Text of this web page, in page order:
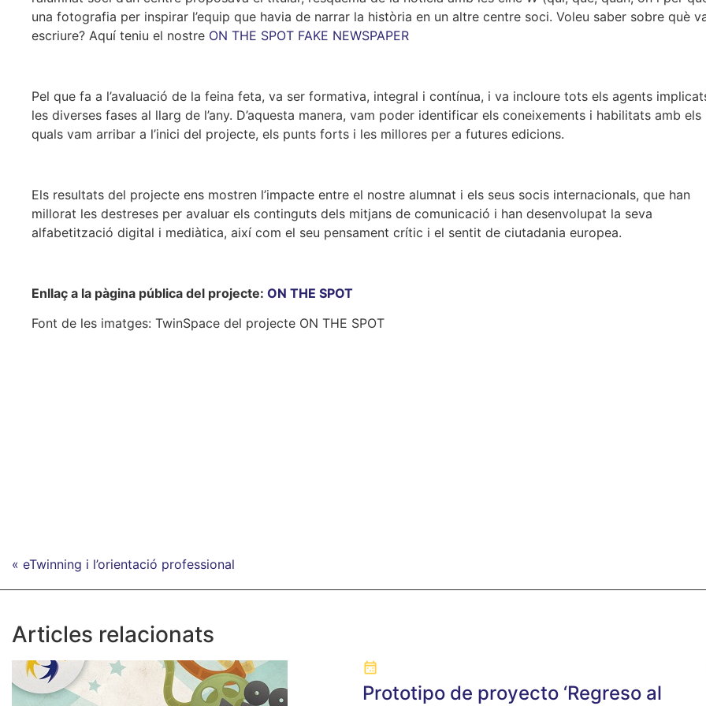
una fotografia per inspirar l’equip que havia de narrar la història en un altre centre soci. Voleu saber sobre què
escriure? Aquí teniu el nostre ON THE SPOT FAKE NEWSPAPER
Pel que fa a l’avaluació de la feina feta, va ser formativa, integral i contínua, i va incloure tots els agents
les diverses fases al llarg de l’any. D’aquesta manera, vam poder identificar els coneixements i habilitats amb els
quals vam arribar a l’inici del projecte, els punts forts i les millores per a futures edicions.
Els resultats del projecte ens mostren l’impacte entre el nostre alumnat i els seus socis internacionals, que han
millorat les destreses per avaluar els continguts dels mitjans de comunicació i han desenvolupat la seva
alfabetització digital i mediàtica, així com el seu pensament crític i el sentit de ciutadania europea.
Enllaç a la pàgina pública del projecte: ON THE SPOT
Font de les imatges: TwinSpace del projecte ON THE SPOT
« eTwinning i l’orientació professional
Articles relacionats
Prototipo de proyecto ‘Regreso al